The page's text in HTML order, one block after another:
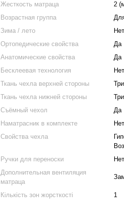
Жесткость матраца
2
Возрастная группа
Зима / лето
Нет
Ортопедические свойства
Да
Анатомические свойства
Да
Бесклеевая технология
Нет
Ткань чехла верхней стороны
Ткань чехла нижней стороны
Съёмный чехол
Да
Наматрасник в комплекте
Нет
Свойства чехла
Ручки для переноски
Нет
Дополнительная вентиляция
матраца
Кількість зон жорсткості
1